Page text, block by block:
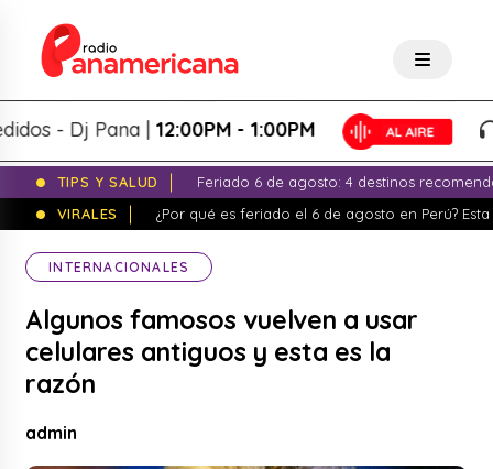
- Dj Pana |12:00PM - 1:00PM
TIPS Y SALUD
Feriado 6 de agosto: 4 destinos
VIRALES
¿Por qué es feriado el 6 de agosto en Perú?
INTERNACIONALES
Algunos famosos vuelven a usar
celulares antiguos y esta es la
razón
admin